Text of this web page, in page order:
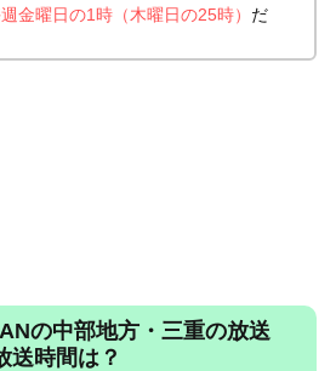
金曜日の1時（木曜日の25時） だ
の中部地方・三重の放送
送時間は？